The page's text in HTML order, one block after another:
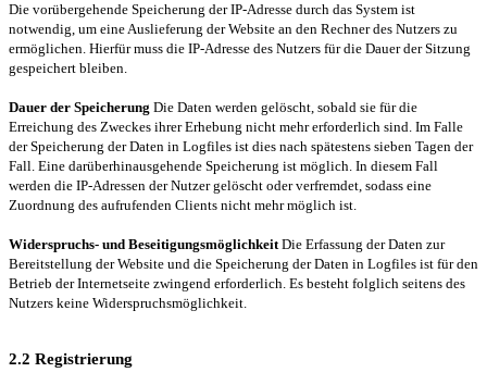
Die vorübergehende Speicherung der IP-Adresse durch das System ist
notwendig, um eine Auslieferung der Website an den Rechner des Nutzers zu
ermöglichen. Hierfür muss die IP-Adresse des Nutzers für die Dauer der Sitzung
gespeichert bleiben.
Dauer der Speicherung Die Daten werden gelöscht, sobald sie für die
Erreichung des Zweckes ihrer Erhebung nicht mehr erforderlich sind. Im Falle
der Speicherung der Daten in Logfiles ist dies nach spätestens sieben Tagen der
Fall. Eine darüberhinausgehende Speicherung ist möglich. In diesem Fall
werden die IP-Adressen der Nutzer gelöscht oder verfremdet, sodass eine
Zuordnung des aufrufenden Clients nicht mehr möglich ist.
Widerspruchs- und BeseitigungsmöglichkeitDie Erfassung der Daten zur
Bereitstellung der Website und die Speicherung der Daten in Logfiles ist für den
Betrieb der Internetseite zwingend erforderlich. Es besteht folglich seitens des
Nutzers keine Widerspruchsmöglichkeit.
2.2 Registrierung